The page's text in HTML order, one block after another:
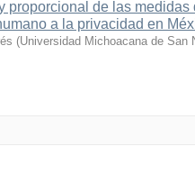
proporcional de las
a la privacidad en
(Universidad Michoacana de San